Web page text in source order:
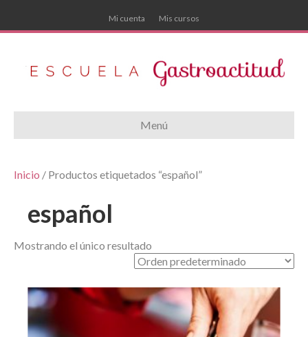
Mi cuenta Mis cursos
Menú
Inicio / Productos etiquetados “español”
español
Mostrando el único resultado